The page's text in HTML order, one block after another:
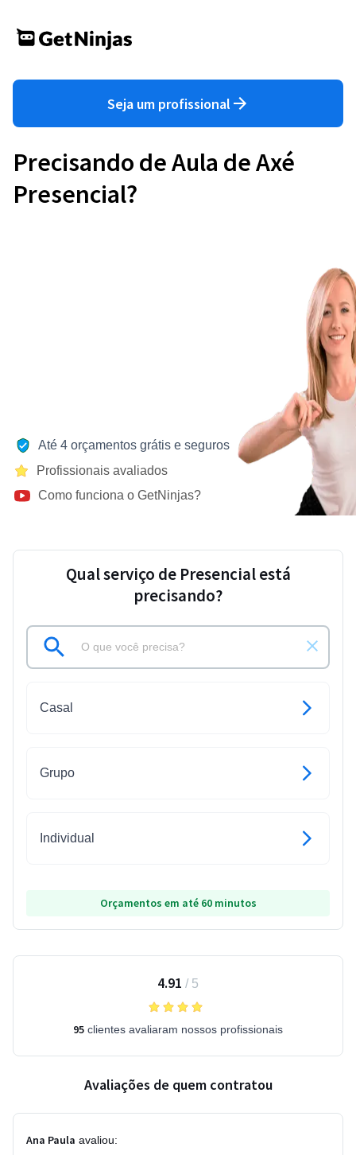
Seja um profissional
Precisando de Aula de Axé
Presencial?
Até 4 orçamentos grátis e seguros
Profissionais avaliados
Como funciona o GetNinjas?
Qual serviço de Presencial está
precisando?
Casal
Grupo
Individual
Orçamentos em até 60 minutos
4.91 / 5
95 clientes avaliaram nossos profissionais
Avaliações de quem contratou
Ana Paula avaliou: